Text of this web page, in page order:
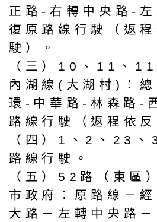
正路-右轉中央路-
復原路線行駛（返
駛）。
（三）10、11、
內湖線(大湖村)：
環-中華路-林森路-
路線行駛（返程依
（四）1、2、23、
路線行駛。
（五）52路（東區
市政府：原路線－
大路－左轉中央路